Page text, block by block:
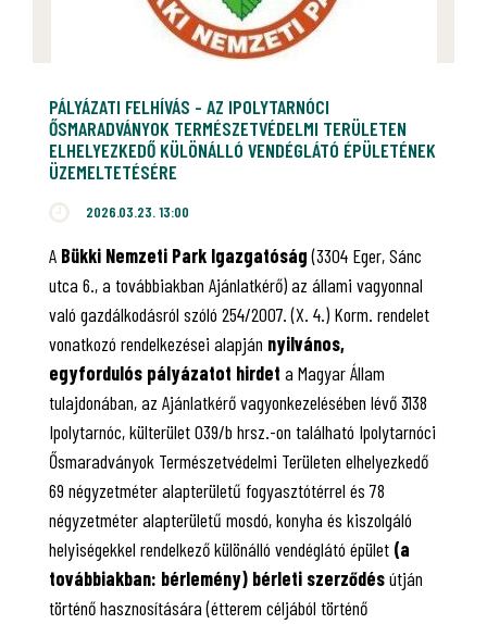
PÁLYÁZATI FELHÍVÁS - AZ IPOLYTARNÓCI
ŐSMARADVÁNYOK TERMÉSZETVÉDELMI TERÜLETEN
ELHELYEZKEDŐ KÜLÖNÁLLÓ VENDÉGLÁTÓ ÉPÜLETÉNEK
ÜZEMELTETÉSÉRE
2026.03.23. 13:00
A Bükki Nemzeti Park Igazgatóság(3304 Eger, Sánc
utca 6., a továbbiakban Ajánlatkérő) az állami vagyonnal
való gazdálkodásról szóló 254/2007. (X. 4.) Korm. rendelet
vonatkozó rendelkezései alapján nyilvános,
egyfordulós pályázatot hirdet a Magyar Állam
tulajdonában, az Ajánlatkérő vagyonkezelésében lévő 3138
Ipolytarnóc, külterület 039/b hrsz.-on található Ipolytarnóci
Ősmaradványok Természetvédelmi Területen elhelyezkedő
69 négyzetméter alapterületű fogyasztótérrel és 78
négyzetméter alapterületű mosdó, konyha és kiszolgáló
helyiségekkel rendelkező különálló vendéglátó épület (a
továbbiakban: bérlemény) bérleti szerződésútján
történő hasznosítására (étterem céljából történő